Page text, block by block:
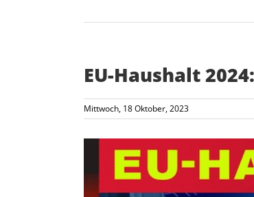
EU-Haushalt
Mittwoch, 18 Oktober, 2023
grösseres
Bild